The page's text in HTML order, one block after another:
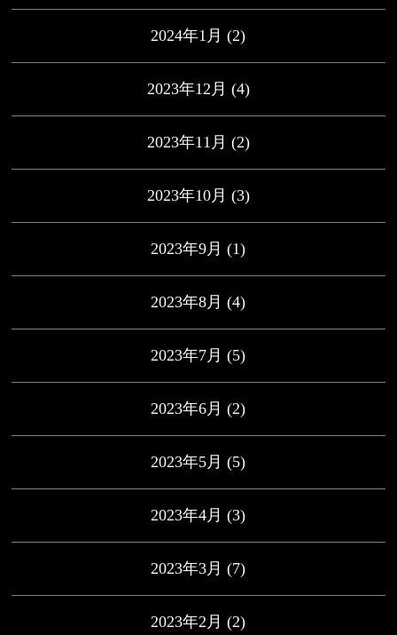
2024年1月 (2)
2023年12月 (4)
2023年11月 (2)
2023年10月 (3)
2023年9月 (1)
2023年8月 (4)
2023年7月 (5)
2023年6月 (2)
2023年5月 (5)
2023年4月 (3)
2023年3月 (7)
2023年2月 (2)